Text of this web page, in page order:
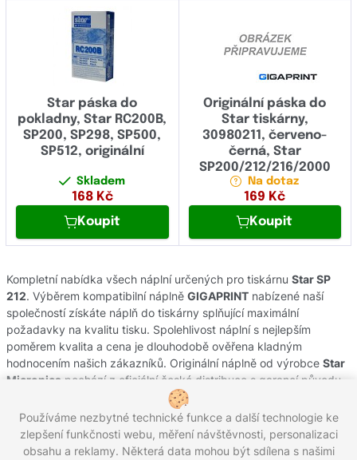
Star páska do
pokladny, Star RC200B,
SP200, SP298, SP500,
SP512, originální
Skladem
168 Kč
Koupit
Originální páska do
Star tiskárny,
30980211, červeno-
černá, Star
SP200/212/216/2000
Na dotaz
169 Kč
Koupit
Kompletní nabídka všech náplní určených pro tiskárnu Star SP
212. Výběrem kompatibilní náplně GIGAPRINT nabízené naší
společností získáte náplň do tiskárny splňující maximální
požadavky na kvalitu tisku. Spolehlivost náplní s nejlepším
poměrem kvalita a cena je dlouhodobě ověřena kladným
hodnocením našich zákazníků. Originální náplně od výrobce Star
Micronics pochází z oficiální české distribuce s garancí původu.
Potřebujete-li poradit s výběrem náplní do Vaší tiskárny, obraťte
se na náš zákaznický servis, kde Vám rádi pomůžeme.
Používáme nezbytné technické funkce a další technologie ke
zlepšení funkčnosti webu, měření návštěvnosti, personalizaci
obsahu a reklamy. Některá data mohou být sdílena s našimi